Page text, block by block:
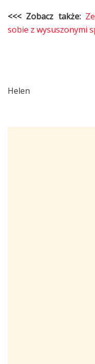
<<< Zobacz także:
sobie z wysuszonymi
Helen